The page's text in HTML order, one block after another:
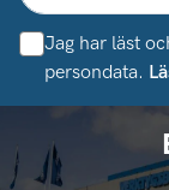
Jag har läst
persondata.